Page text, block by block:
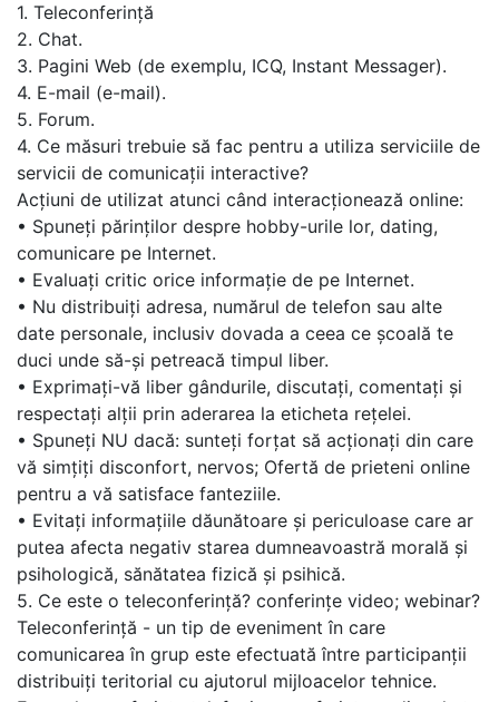
1. Teleconferință
2. Chat.
3. Pagini Web (de exemplu, ICQ, Instant Messager).
4. E-mail (e-mail).
5. Forum.
4. Ce măsuri trebuie să fac pentru a utiliza serviciile de
servicii de comunicații interactive?
Acțiuni de utilizat atunci când interacționează online:
• Spuneți părinților despre hobby-urile lor, dating,
comunicare pe Internet.
• Evaluați critic orice informație de pe Internet.
• Nu distribuiți adresa, numărul de telefon sau alte
date personale, inclusiv dovada a ceea ce școală te
duci unde să-și petreacă timpul liber.
• Exprimați-vă liber gândurile, discutați, comentați și
respectați alții prin aderarea la eticheta rețelei.
• Spuneți NU dacă: sunteți forțat să acționați din care
vă simțiți disconfort, nervos; Ofertă de prieteni online
pentru a vă satisface fanteziile.
• Evitați informațiile dăunătoare și periculoase care ar
putea afecta negativ starea dumneavoastră morală și
psihologică, sănătatea fizică și psihică.
5. Ce este o teleconferință? conferințe video; webinar?
Teleconferință - un tip de eveniment în care
comunicarea în grup este efectuată între participanții
distribuiți teritorial cu ajutorul mijloacelor tehnice.